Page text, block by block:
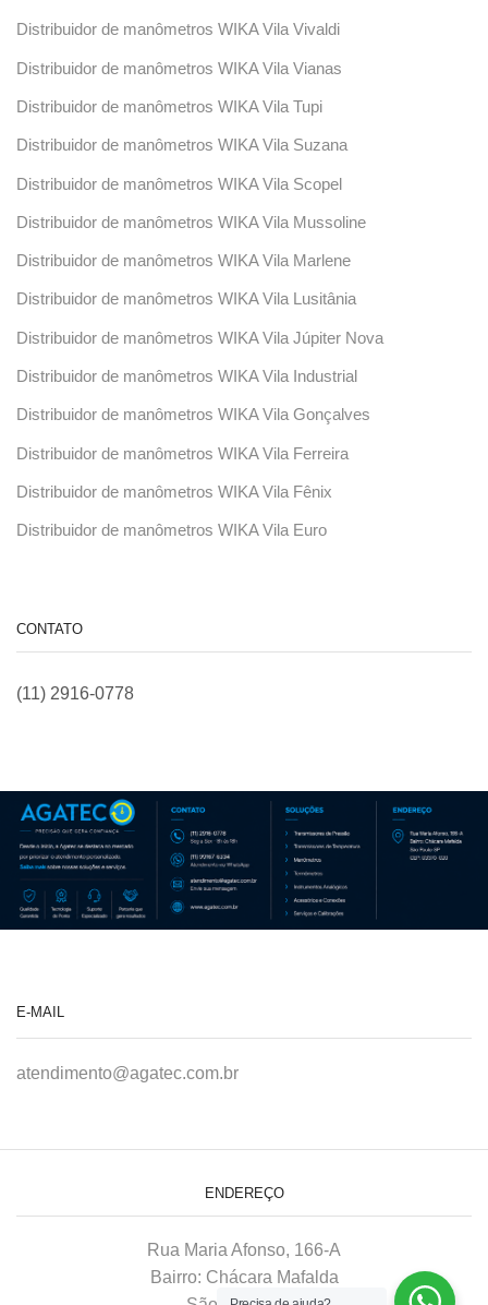
Distribuidor de manômetros WIKA Vila Vivaldi
Distribuidor de manômetros WIKA Vila Vianas
Distribuidor de manômetros WIKA Vila Tupi
Distribuidor de manômetros WIKA Vila Suzana
Distribuidor de manômetros WIKA Vila Scopel
Distribuidor de manômetros WIKA Vila Mussoline
Distribuidor de manômetros WIKA Vila Marlene
Distribuidor de manômetros WIKA Vila Lusitânia
Distribuidor de manômetros WIKA Vila Júpiter Nova
Distribuidor de manômetros WIKA Vila Industrial
Distribuidor de manômetros WIKA Vila Gonçalves
Distribuidor de manômetros WIKA Vila Ferreira
Distribuidor de manômetros WIKA Vila Fênix
Distribuidor de manômetros WIKA Vila Euro
CONTATO
(11) 2916-0778
E-MAIL
atendimento@agatec.com.br
ENDEREÇO
Rua Maria Afonso, 166-A
Bairro: Chácara Mafalda